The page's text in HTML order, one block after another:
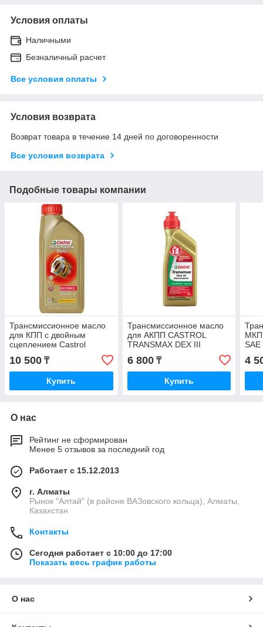
Условия оплаты
Наличными
Безналичный расчет
Все условия оплаты
Условия возврата
Возврат товара в течение 14 дней по договоренности
Все условия возврата
Подобные товары компании
Трансмиссионное масло
для КПП с двойным
сцеплением Castrol
Transmax Dual (1 л)
10 500 ₸
Купить
Трансмиссионное масло
для АКПП CASTROL
TRANSMAX DEX III
MULTIVEHICLE 1л.
6 800₸
Купить
4
О нас
Рейтинг не сформирован
Менее 5 отзывов за последний год
Работает с 15.12.2013
г. Алматы
Рынок "Алтай" (в районе ВАЗовского кольца), Алматы,
Казахстан
Контакты
Сегодня работает с 10:00 до 17:00
Показать весь график работы
О нас